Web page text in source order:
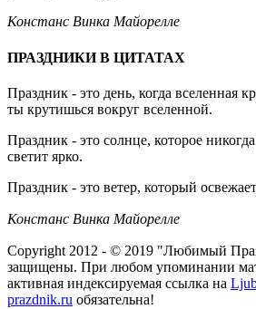
Констанс Винка Майорелле
ПРАЗДНИКИ В ЦИТАТАХ
Праздник - это день, когда вселенная
ты крутишься вокруг вселенной.
Праздник - это солнце, которое
светит ярко.
Праздник - это ветер, который
Констанс Винка Майорелле
Copyright 2012 - © 2019 "Любимый
защищены. При любом упоминании
активная индексируемая ссылка на
prazdnik.ru обязательна!